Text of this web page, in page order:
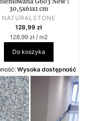
30,5x61x1 cm
PRODUCENT
NATURALSTONE
Cena
128,99 zł
Cena jednostkowa
128,99 zł / m2
Do koszyka
Wysoka dostępność